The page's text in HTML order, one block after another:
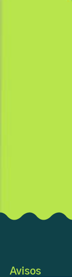
Avisos